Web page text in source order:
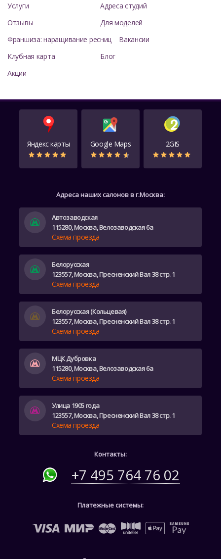
Услуги
Адреса студий
Отзывы
Для моделей
Франшиза: наращивание ресниц
Вакансии
Клубная карта
Блог
Акции
Яндекс карты Google Maps 2GIS
Платежные системы:
Контакты:
+7 495 764 76 02
Адреса наших салонов в г.Москва:
Автозаводская
115280, Москва, Велозаводская 6а
Схема проезда
Белорусская
123557, Москва, Пресненский Вал 38 стр. 1
Схема проезда
Белорусская (Кольцевая)
123557, Москва, Пресненский Вал 38 стр. 1
Схема проезда
МЦК Дубровка
115280, Москва, Велозаводская 6а
Схема проезда
Улица 1905 года
123557, Москва, Пресненский Вал 38 стр. 1
Схема проезда